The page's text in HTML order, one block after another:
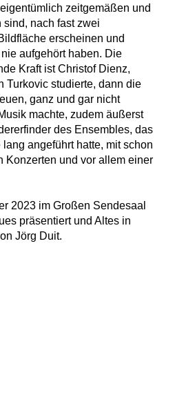
zeitgemäßen und
nach fast zwei
erscheinen und
aufgehört haben. Die
Kraft ist Christof Dienz,
Turkovic studierte, dann die
ganz und gar nicht
machte, zudem äußerst
des Ensembles, das
angeführt hatte, mit schon
Konzerten und vor allem einer
2023 im Großen Sendesaal
präsentiert und Altes in
Jörg Duit.